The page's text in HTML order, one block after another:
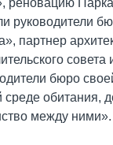
реновацию
руководители
партнер
бюро
обитания,
между ними».